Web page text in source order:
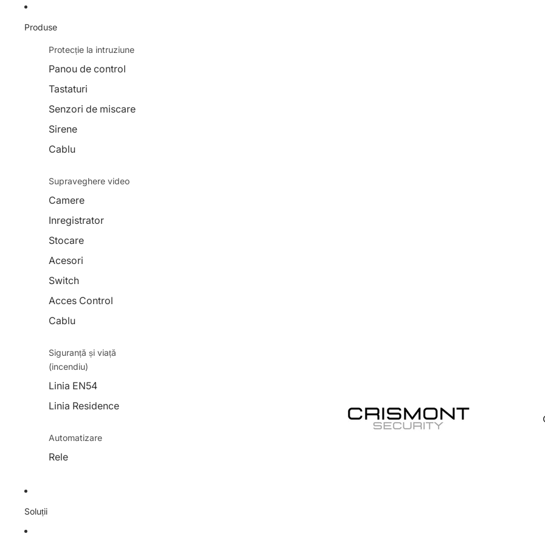
Produse
Protecție la intruziune
Panou de control
Tastaturi
Senzori de miscare
Sirene
Cablu
Supraveghere video
Camere
Inregistrator
Stocare
Acesori
Switch
Acces Control
Cablu
Siguranță și viață
(incendiu)
Linia EN54
Linia Residence
Automatizare
Rele
Soluții